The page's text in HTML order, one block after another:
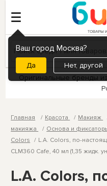
Ваш город Москва?
Нет, другой
Оригинальные бренды
Главная Красота Макияж
макияжа
Основа и
Colors
L.A. Colors, по-
CLM360 Cafe, 40 мл (1,35 жидк.
L.A. Colors,